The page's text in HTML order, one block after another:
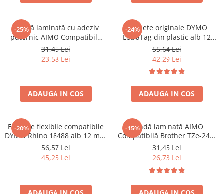
-25%
Bandă laminată cu adeziv
puternic AIMO Compatibilă
Brother TZe-S621, 9 mm text
negru pe galben, pentru
suprafețe plane, identificare
31,45 Lei
23,58 Lei
ADAUGA IN COS
-24%
Etichete originale DYMO
LetraTag din plastic alb 12
mm pentru organizare acasa,
birou si scoala S0721660
55,64 Lei
42,29 Lei
ADAUGA IN COS
-20%
Etichete flexibile compatibile
DYMO Rhino 18488 alb 12 mm
pentru identificarea cablurilor
și fibrei optice prin înfășurare
56,57 Lei
45,25 Lei
-15%
Bandă laminată AIMO
Compatibilă Brother TZe-241,
18 mm text negru pe alb,
pentru etichetare industrială,
identificare echipamente și
depozitare
31,45 Lei
26,73 Lei